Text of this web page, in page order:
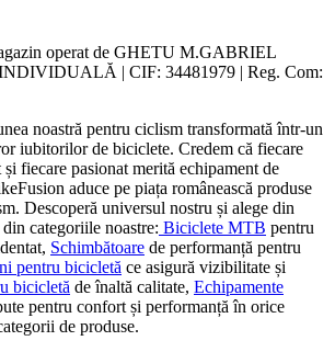
operat de GHETU M.GABRIEL
| CIF: 34481979 | Reg. Com:
noastră pentru ciclism transformată într-un
iubitorilor de biciclete. Credem că fiecare
fiecare pasionat merită echipament de
aduce pe piața românească produse
Descoperă universul nostru și alege din
categoriile noastre: Biciclete MTB pentru
Schimbătoare de performanță pentru
pentru bicicletă ce asigură vizibilitate și
bicicletă de înaltă calitate, Echipamente
pentru confort și performanță în orice
de produse.